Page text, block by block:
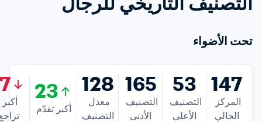
تحت الأضواء
147
الحالي
53
الأعلى
165
الأدنى
128
التصنيف
23
أكبر تقدّم